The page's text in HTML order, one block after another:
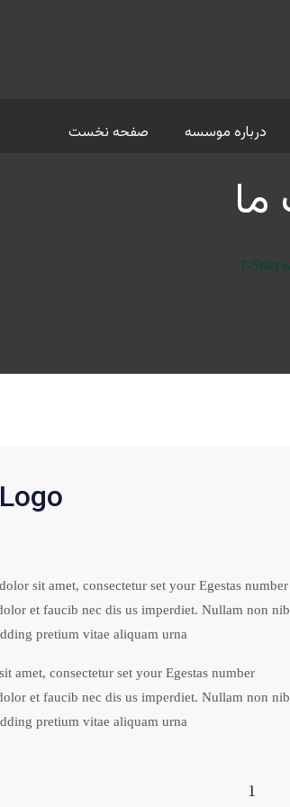
صفحه نخست درباره موسسه
T-Shirt
sit amet, consectetur set your Egestas number
et faucib nec dis us imperdiet. Nullam non
pretium vitae aliquam urna.
amet, consectetur set your Egestas number
et faucib nec dis us imperdiet. Nullam non
pretium vitae aliquam urna.